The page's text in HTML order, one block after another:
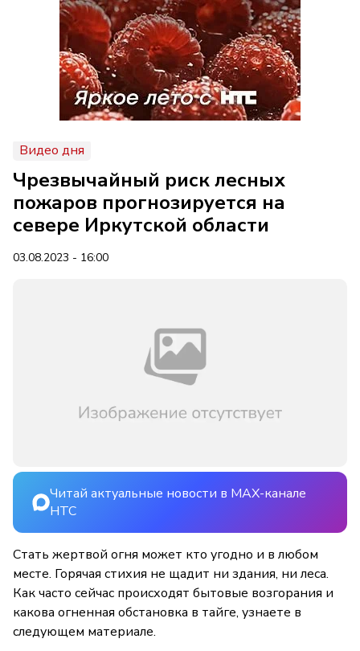
Видео дня
Чрезвычайный риск лесных
пожаров прогнозируется на
севере Иркутской области
03.08.2023 - 16:00
Читай актуальные новости в MAX-канале
НТС
Стать жертвой огня может кто угодно и в любом
месте. Горячая стихия не щадит ни здания, ни леса.
Как часто сейчас происходят бытовые возгорания и
какова огненная обстановка в тайге, узнаете в
следующем материале.